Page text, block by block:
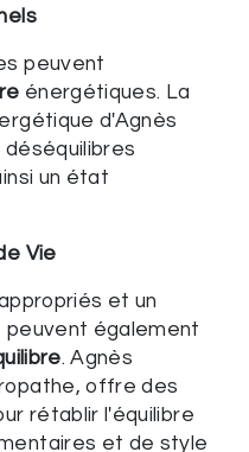
peuvent
énergétiques. La
d'Agnès
déséquilibres
un état
Vie
et un
peuvent également
. Agnès
offre des
rétablir l'équilibre
et de style